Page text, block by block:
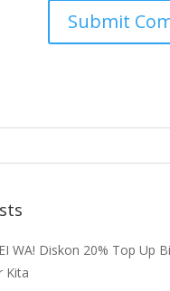
WA! Diskon 20% Top Up
Kita